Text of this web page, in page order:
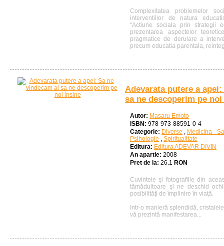
Complexitatea problemelor
interventiilor de natura
“Actiune sociala prin strategii
prezentarea aspectelor
pragmatice de derulare a
precum educatia parentala,
Adevarata putere a
sa ne descoperim pe
Autor: Masaru Emoto
ISBN: 978-973-88591-0-4
Categorie: Diverse , Medicina -
Psihologie , Spiritualitate
Editura: Editura ADEVAR DIVIN
An apartie: 2008
Pret de la: 26.1 RON
Cuvintele şi fotografiile din
tămăduitoare şi ne deschid
posibilităţi de împlinire în viaţă.
Intr-o manieră splendidă,
vă prezintă manifestarea...